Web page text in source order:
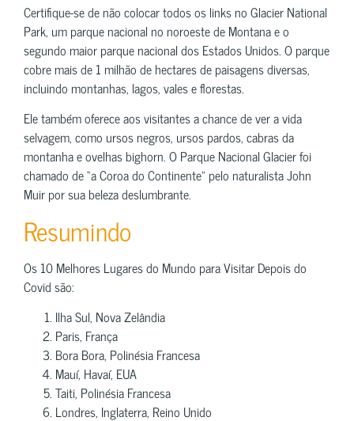
Certifique-se de não colocar todos os links no Glacier National
Park, um parque nacional no noroeste de Montana e o
segundo maior parque nacional dos Estados Unidos. O parque
cobre mais de 1 milhão de hectares de paisagens diversas,
incluindo montanhas, lagos, vales e florestas.
Ele também oferece aos visitantes a chance de ver a vida
selvagem, como ursos negros, ursos pardos, cabras da
montanha e ovelhas bighorn. O Parque Nacional Glacier foi
chamado de “a Coroa do Continente” pelo naturalista John
Muir por sua beleza deslumbrante.
Resumindo
Os 10 Melhores Lugares do Mundo para Visitar Depois do
Covid são:
Ilha Sul, Nova Zelândia
Paris, França
Bora Bora, Polinésia Francesa
Mauí, Havaí, EUA
Taiti, Polinésia Francesa
Londres, Inglaterra, Reino Unido